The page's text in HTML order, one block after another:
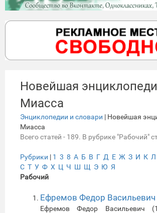
Новейшая
Миасса
Энциклопедии и словари | Новейшая
Миасса
Всего статей - 189. В рубрике "Рабочий"
Рубрики | 1 3 8 А Б В Г Д Е Ж З И К Л
С Т У Ф Х Ц Ч Ш Щ Э Ю Я
Рабочий
Ефремов Федор Васильевич
Ефремов Федор Васильевич